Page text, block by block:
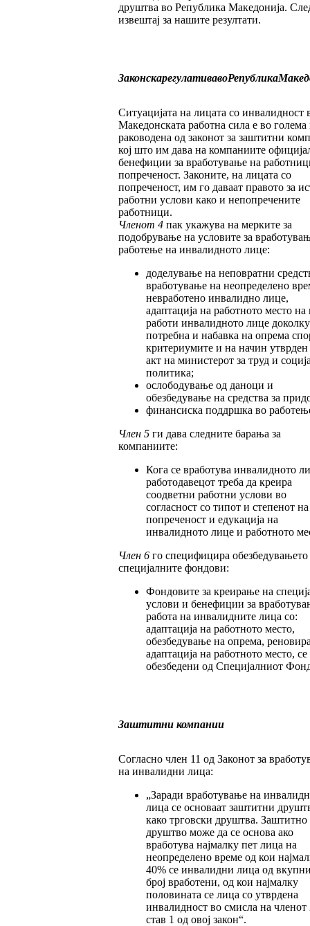
друштва во Република Македонија.
извештај за нашите резултати.
ЗаконскарегулативавоРепублика
Ситуацијата на лицата со инвалидност
Македонската работна сила е во голема
раководена од законот за заштитни
кој што им дава на компаниите
бенефиции за вработување на
попреченост. Законите, на лицата со
попреченост, им го даваат правото за
работни услови како и непопречените
работници.
Членот 4 пак укажува на мерките за
подобрување на условите за
работење на инвалидното лице:
доделување на неповратни
вработување на неопределено
невработено инвалидно лице,
адаптација на работното место на
работи инвалидното лице доколку
потребна и набавка на опрема
критериумите и на начин утврден
акт на министерот за труд и
политика;
ослободување од даноци и
обезбедување на средства за
финансиска поддршка во
Член 5ги дава следните барања за
компаниите:
Кога се вработува инвалидното
работодавецот треба да креира
соодветни работни услови во
согласност со типот и степенот на
попреченост и едукација на
инвалидното лице и работното
Член 6го специфицира обезбедувањето
специјалните фондови:
Фондовите за креирање на
услови и бенефиции за
работа на инвалидните лица со:
адаптација на работното место,
обезбедување на опрема,
адаптација на работното место, се
обезбедени од Специјалниот
Заштитни компании
Согласно член 11 од Законот за
на инвалидни лица:
„Заради вработување на
лица се основаат заштитни
како трговски друштва. Заштитно
друштво може да се основа ако
вработува најмалку пет лица на
неопределено време од кои
40% се инвалидни лица од
број вработени, од кои најмалку
половината се лица со утврдена
инвалидност во смисла на членот
став 1 од овој закон“.